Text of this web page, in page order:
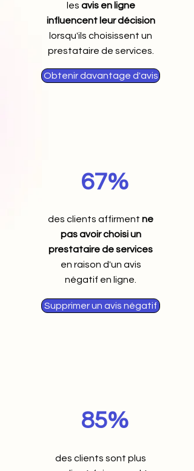
les avis en ligne
influencent leur décision
lorsqu'ils choisissent un
prestataire de services.
Obtenir davantage d'avis
67%
des clients affirment ne
pas avoir choisi un
prestataire de services
en raison d'un avis
négatif en ligne.
Supprimer un avis négatif
85%
des clients sont plus